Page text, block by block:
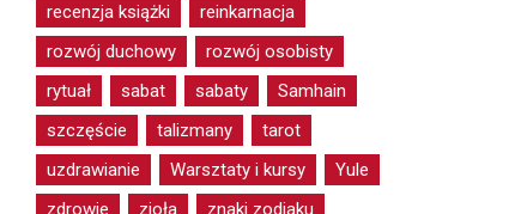
recenzja książki
reinkarnacja
rozwój duchowy
rozwój osobisty
rytuał
sabat sabaty
Samhain
szczęście
talizmany
tarot
uzdrawianie
Warsztaty i kursy
Yule
zdrowie
zioła znaki zodiaku